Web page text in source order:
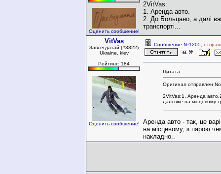
Оценить сообщение!
2VitVas:
1. Аренда авто.
2. До Больцано, а далі
транспорті...
VitVas
Завсегдатай (#3822)
Ukraine, kiev
Рейтинг: 184
Оценить сообщение!
Сообщение №1205 ,
Цитата:
Оригинал отправлен
2VitVas:1. Аренда
далі вже на місцевому
Аренда авто - так, це
на місцевому, з парою
накладно..